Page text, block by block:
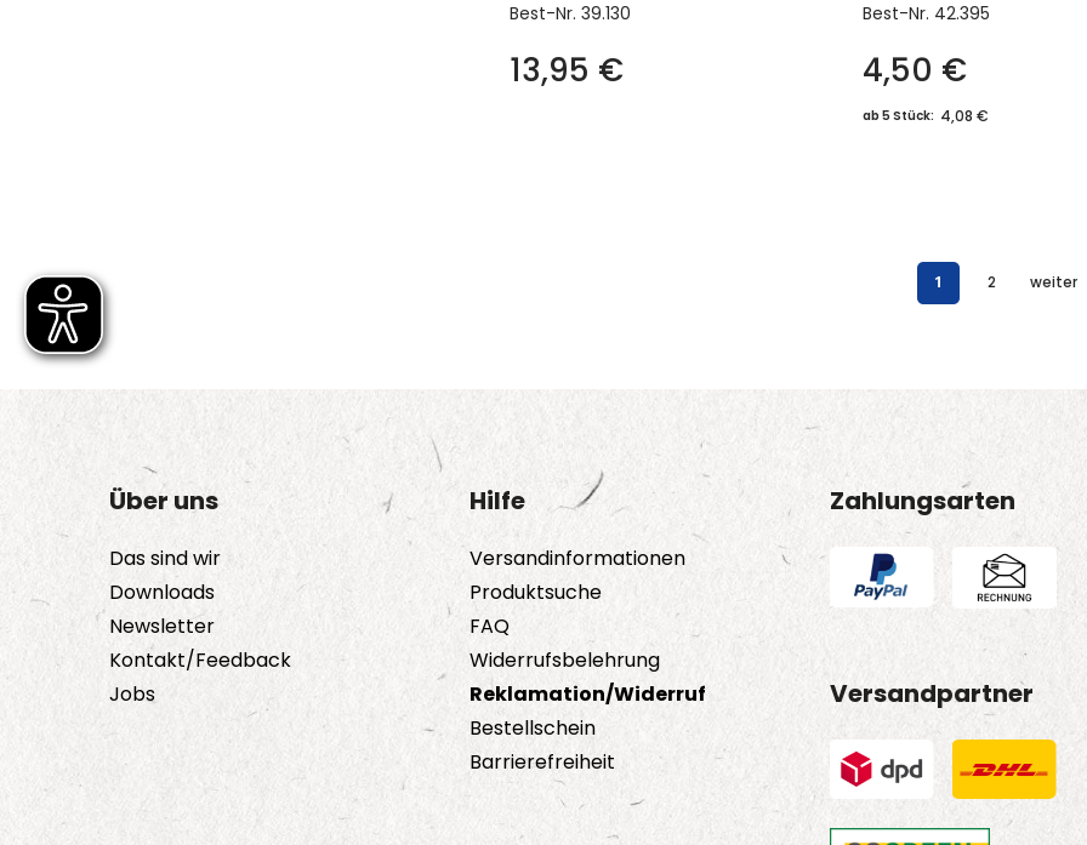
Best-Nr.39.130
13,95 €
Best-Nr. 42.395
4,50 €
ab 5 Stück: 4,08 €
1 2 weiter
Über uns
Das sind wir
Downloads
Newsletter
Kontakt/Feedback
Jobs
Hilfe
Versandinformationen
Produktsuche
FAQ
Widerrufsbelehrung
Reklamation/Widerruf
Bestellschein
Barrierefreiheit
Zahlungsarten
Versandpartner